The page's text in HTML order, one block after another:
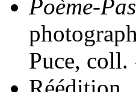
Poème-
Puce, coll.